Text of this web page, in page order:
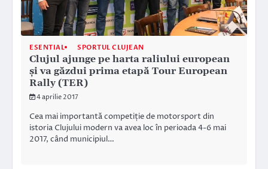
ESENTIAL SPORTUL CLUJEAN
Clujul ajunge pe harta raliului european
și va găzdui prima etapă Tour European
Rally (TER)
4 aprilie 2017
Cea mai importantă competiție de motorsport din
istoria Clujului modern va avea loc în perioada 4-6 mai
2017, când municipiul…